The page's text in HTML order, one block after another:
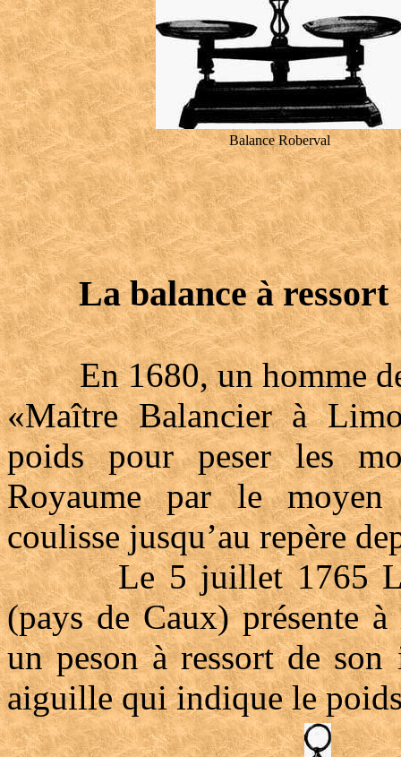
Balance Roberval
La balance à ressort
En 1680, un homme de
«Maître Balancier à
poids pour peser les
Royaume par le moyen
coulisse jusqu’au repère
Le 5 juillet 1765 Le
(pays de Caux) présente
un peson à ressort de
aiguille qui indique le